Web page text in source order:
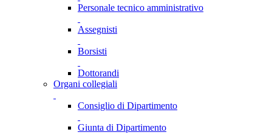
Personale tecnico amministrativo
Assegnisti
Borsisti
Dottorandi
Organi collegiali
Consiglio di Dipartimento
Giunta di Dipartimento